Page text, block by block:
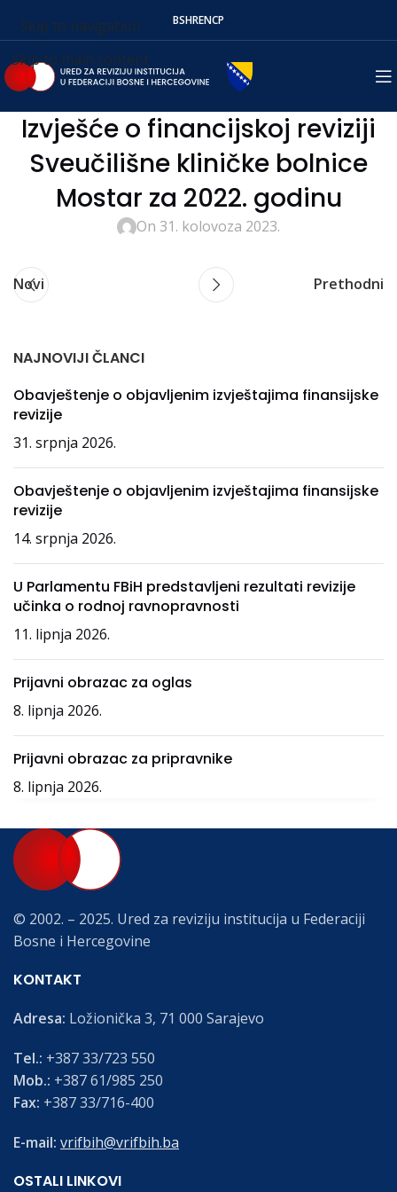
Skip to navigation
Skip to main content
BSHRENСР
Izvješće o financijskoj reviziji
Sveučilišne kliničke bolnice
Mostar za 2022. godinu
On 31. kolovoza 2023.
Novi Prethodni
NAJNOVIJI ČLANCI
Obavještenje o objavljenim izvještajima finansijske
revizije
31. srpnja 2026.
Obavještenje o objavljenim izvještajima finansijske
revizije
14. srpnja 2026.
U Parlamentu FBiH predstavljeni rezultati revizije
učinka o rodnoj ravnopravnosti
11. lipnja 2026.
Prijavni obrazac za oglas
8. lipnja 2026.
Prijavni obrazac za pripravnike
8. lipnja 2026.
© 2002. – 2025. Ured za reviziju institucija u Federaciji
Bosne i Hercegovine
KONTAKT
Adresa: Ložionička 3, 71 000 Sarajevo
Tel.: +387 33/723 550
Mob.: +387 61/985 250
Fax: +387 33/716-400
E-mail: vrifbih@vrifbih.ba
OSTALI LINKOVI